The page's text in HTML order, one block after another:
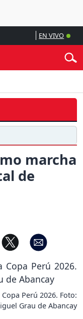
EN VIVO
marcha
de
Perú 2026. Foto:
Grau de Abancay